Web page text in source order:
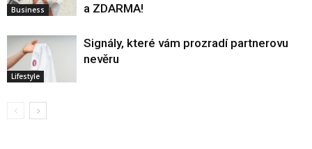
Business
a ZDARMA!
Lifestyle
Signály, které vám prozradí partnerovu
nevěru